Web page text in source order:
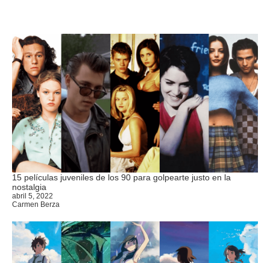
15 películas juveniles de los 90 para golpearte justo en la
nostalgia
abril 5, 2022
Carmen Berza